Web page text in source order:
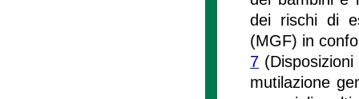
dei rischi di
(MGF) in
7
mutilazione